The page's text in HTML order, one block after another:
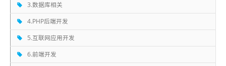
3.数据库相关
4.PHP后端开发
5.互联网应用开发
6.前端开发